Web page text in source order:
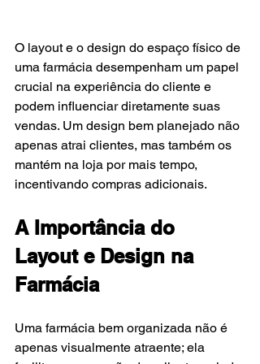
O layout e o design do espaço físico de
uma farmácia desempenham um papel
crucial na experiência do cliente e
podem influenciar diretamente suas
vendas. Um design bem planejado não
apenas atrai clientes, mas também os
mantém na loja por mais tempo,
incentivando compras adicionais.
A Importância do
Layout e Design na
Farmácia
Uma farmácia bem organizada não é
apenas visualmente atraente; ela